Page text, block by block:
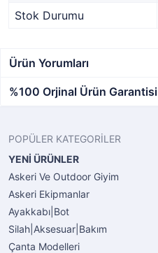
Stok Durumu
Ürün Yorumları
%100 Orjinal Ürün Garantisi
POPÜLER KATEGORİLER
YENİ ÜRÜNLER
Askeri Ve Outdoor Giyim
Askeri Ekipmanlar
Ayakkabı|Bot
Silah|Aksesuar|Bakım
Çanta Modelleri